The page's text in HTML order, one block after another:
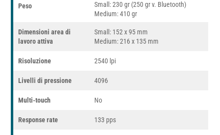
Peso
Small: 230 gr (250 gr v. Bluetooth)
Medium: 410 gr
Dimensioni area di
lavoro attiva
Small: 152 x 95 mm
Medium: 216 x 135 mm
Risoluzione 2540 lpi
Livelli di pressione 4096
Multi-touch No
Response rate 133 pps